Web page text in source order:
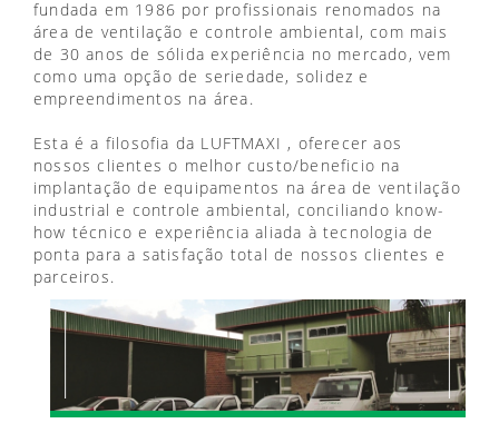
fundada em 1986 por profissionais renomados na
área de ventilação e controle ambiental, com mais
de 30 anos de sólida experiência no mercado, vem
como uma opção de seriedade, solidez e
empreendimentos na área.
Esta é a filosofia da LUFTMAXI , oferecer aos
nossos clientes o melhor custo/beneficio na
implantação de equipamentos na área de ventilação
industrial e controle ambiental, conciliando know-
how técnico e experiência aliada à tecnologia de
ponta para a satisfação total de nossos clientes e
parceiros.